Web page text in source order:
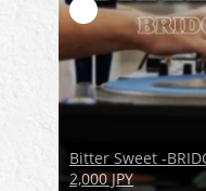
Bitter Sweet -
2,000 JPY